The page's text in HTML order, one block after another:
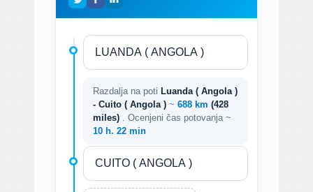
Razdalja na poti Luanda ( Angola )
- Cuito ( Angola ) ~ 688 km (428
miles)
. Ocenjeni čas potovanja ~
10 h. 22 min